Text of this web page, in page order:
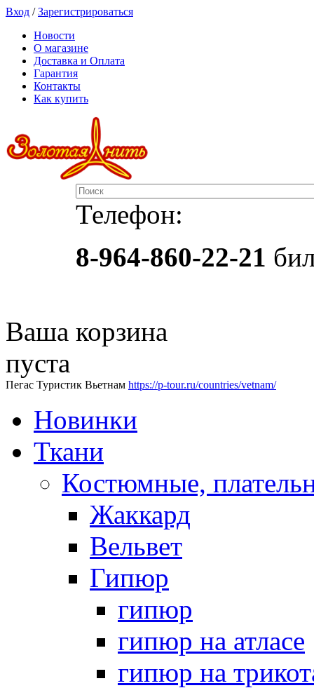
Вход /Зарегистрироваться
Новости
О магазине
Доставка и Оплата
Гарантия
Контакты
Как купить
Телефон:
8-964-860-22-21
Ваша корзина
пуста
Пегас Туристик Вьетнам https://p-tour.ru/countries/vetnam/
Новинки
Ткани
Костюмные,
Жаккард
Вельвет
Гипюр
гипюр
гипюр на атласе
гипюр на